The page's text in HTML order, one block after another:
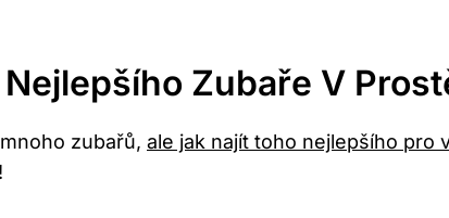
Zubaře V
zubařů, ale jak najít toho nejlepšího pro